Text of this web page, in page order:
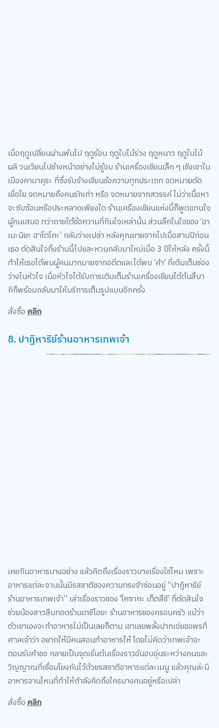
เมื่อฤดูเปลี่ยนผ่านพ้นไป ฤดูร้อน ฤดูใบไม้ร่วง ฤดูหนาว ฤดูใบไม้
ผลิ วนเวียนไปข้างหน้าอย่างไม่รู้จบ ร้านเครื่องเขียนเล็ก ๆ เชิงเขาใน
เมืองคามาคุระ ที่ซึ่งรับจ้างเขียนข้อความทุกประเภท จดหมายตัด
เยื่อใย จดหมายถึงคนรักเก่า หรือ จดหมายจากสวรรค์ ไม่ว่าเนื้อหา
จะซับซ้อนหรือประหลาดเพียงใด ร้านเครื่องเขียนแห่งนี้ก็พูดแทนใจ
ผู้คนเสมอ ทว่าภายใต้ข้อความที่กินใจเหล่านั้น ส่วนลึกในใจของ ‘อา
เมะมิยะ ฮาโตโกะ’ กลับว่างเปล่า หลังคุณยายจากไปเมื่อสามปีก่อน
เธอ ตัดสินใจทิ้งร้านนี้ไปและหวนกลับมาใหม่เมื่อ 3 ปีให้หลัง ครั้งนี้
ทำให้เธอได้พบผู้คนมากมายจากอดีตและได้พบ ‘คำ’ ที่เติมเต็มช่อง
ว่างในหัวใจ เมื่อหัวใจได้รับการเติมเต็มร้านเครื่องเขียนใต้ต้นสึบา
กิก็พร้อมกลับมาให้บริการเต็มรูปแบบอีกครั้ง
สั่งซื้อคลิก
8. ปาฏิหาริย์ร้านอาหารเทพเจ้า
เคยกินอาหารบางอย่าง แล้วคิดถึงเรื่องราวบางเรื่องใช่ไหม เพราะ
อาหารแต่ละจานนั้นมีรสชาติของความทรงจำซ่อนอยู่ “ปาฏิหาริย์
ร้านอาหารเทพเจ้า” เล่าเรื่องราวของ ‘โคซากะ เท็ตสึชิ’ ที่ตัดสินใจ
ช่วยน้องสาวสืบทอดร้านเทชิโอยะ ร้านอาหารของครอบครัว แม้ว่า
ตัวเขาเองจะทำอาหารไม่เป็นเลยก็ตาม เขาเลยพลั้งปากเอ่ยขอพรที่
ศาลเจ้าว่า อยากให้มีคนสอนทำอาหารให้ โดยไม่คิดว่าเทพเจ้าจะ
ตอบรับคำขอ กลายเป็นจุดเริ่มต้นเรื่องราวอันอบอุ่นระหว่างคนและ
วิญญาณที่เชื่อมโยงกันไว้ด้วยรสชาติอาหารแต่ละเมนู แล้วคุณล่ะมี
อาหารจานไหนที่ทำให้กำลังคิดถึงใครบางคนอยู่หรือเปล่า
สั่งซื้อคลิก